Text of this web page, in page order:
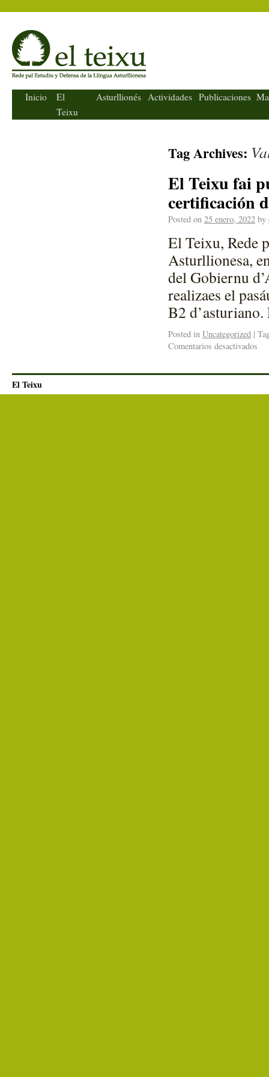
El Teixu
Inicio
El
Teixu
Asturllionés Actividades Publicaciones
Tag Archives:
El Teixu fai
certificación
Posted on 25 enero, 2022 by
El Teixu, Rede
Asturllionesa,
del Gobiernu
realizaes el
B2
Posted in Uncategorized |
Comentarios desactivados
El Teixu